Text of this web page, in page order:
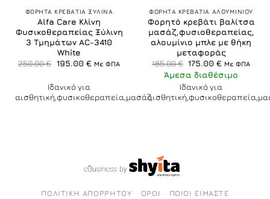
ΦΟΡΗΤΑ ΚΡΕΒΑΤΙΑ ΞΥΛΙΝΑ
Alfa Care Κλίνη
Φυσικοθεραπείας Ξύλινη
3 Τμημάτων AC-3410
White
250.00€ Original
250.00 €.
195.00 €Η
195.00 €.
Με ΦΠΑ
Ιδανικό για
αισθητική,φυσικοθεραπεία,μασάζ
ΦΟΡΗΤΑ ΚΡΕΒΑΤΙΑ ΑΛΟΥΜΙΝΙΟΥ
Φορητό κρεβάτι βαλίτσα
μασάζ,φυσιοθεραπείας,
αλουμίνιο μπλε με θήκη
μεταφοράς
185.00€ Original
price
was:
185.00 €.
175.00€Η
τιμή
είναι:
175.00 €.
Με ΦΠΑ
Άμεσα διαθέσιμο
Ιδανικό για
ΠΟΛΙΤΙΚΉ ΑΠΟΡΡΉΤΟΥ ΌΡΟΙ ΠΟΙΟΙ ΕΊΜΑΣΤΕ